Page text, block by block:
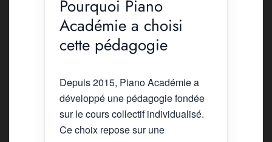
Pourquoi Piano
Académie a choisi
cette pédagogie
Depuis 2015, Piano Académie a
développé une pédagogie fondée
sur le cours collectif individualisé.
Ce choix repose sur une